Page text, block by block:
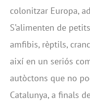
colonitzar Europa,
S’alimenten de
amfibis, rèptils,
així en un seriós
autòctons que no
Catalunya, a finals